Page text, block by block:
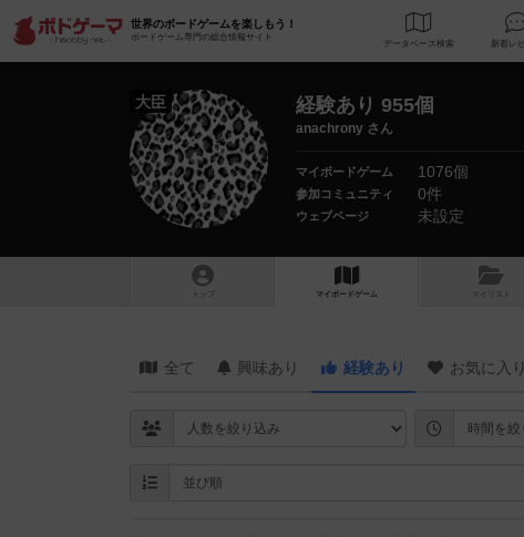
世界のボードゲームを楽しもう！
ボードゲーム専門の総合情報サイト
データベース 検索
大臣 経験あり 955個
anachrony さん
マイボードゲーム 1076個
参加コミュニティ 0件
ウェブページ 未設定
トップ マイボードゲーム マイリスト
全て 興味あり 経験あり お気に入り